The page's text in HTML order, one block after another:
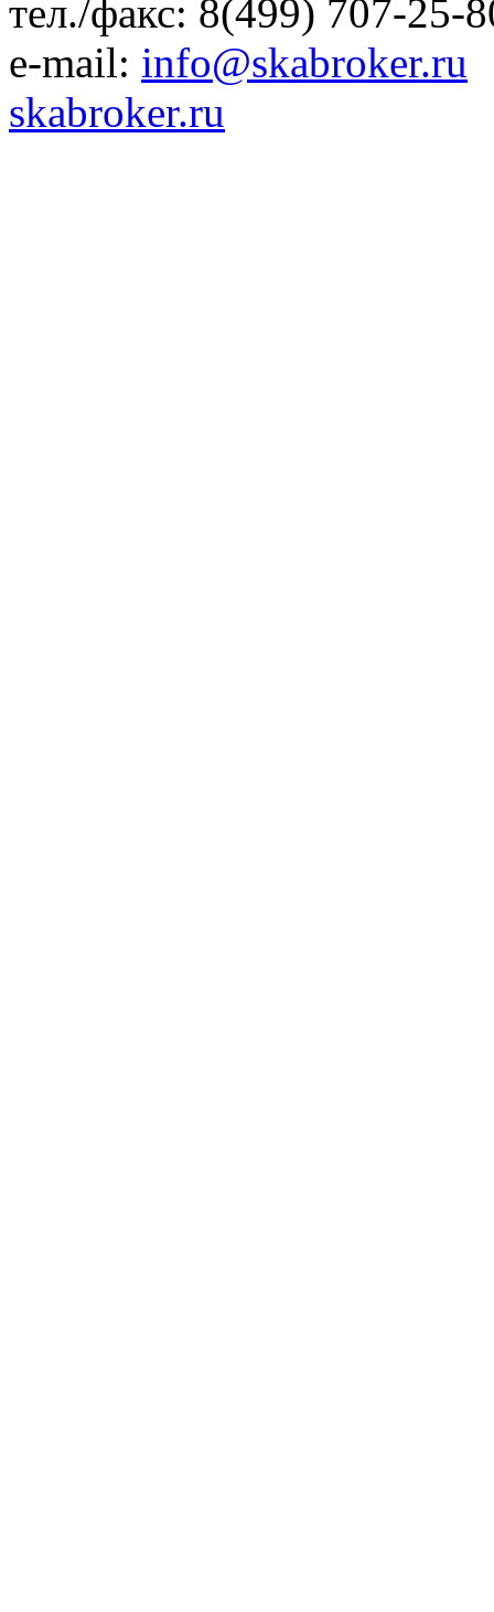
тел./факс: 8(499) 707-25-
e-mail: info@skabroker.ru
skabroker.ru